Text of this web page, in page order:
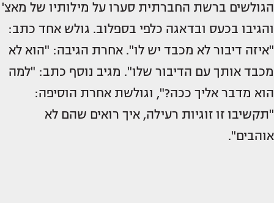
הגולשים ברשת החברתית סערו על מילותיו של מאצ'
והגיבו בכעס ובדאגה כלפי בספלוב. גולש אחד כתב:
"איזה דיבור לא מכבד יש לו". אחרת הגיבה: "הוא לא
מכבד אותך עם הדיבור שלו". מגיב נוסף כתב: "למה
הוא מדבר אליך ככה?", וגולשת אחרת הוסיפה:
"תקשיבו זו זוגיות רעילה, איך רואים שהם לא
אוהבים".